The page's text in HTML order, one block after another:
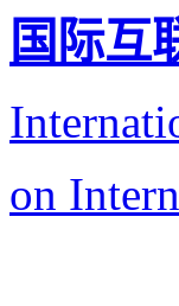
国际互
on